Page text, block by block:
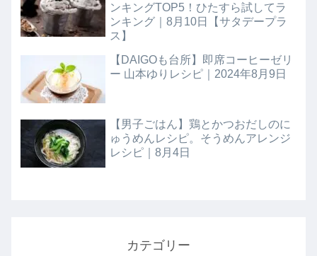
ンキングTOP5！ひたすら試してラ
ンキング｜8月10日【サタデープラ
ス】
【DAIGOも台所】即席コーヒーゼリ
ー 山本ゆりレシピ｜2024年8月9日
【男子ごはん】鶏とかつおだしのに
ゅうめんレシピ。そうめんアレンジ
レシピ｜8月4日
カテゴリー